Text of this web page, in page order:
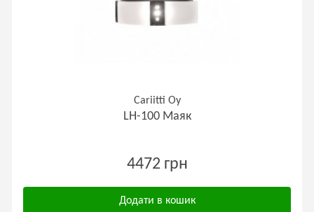
Cariitti Oy
LH-100 Маяк
4472 грн
Додати в кошик